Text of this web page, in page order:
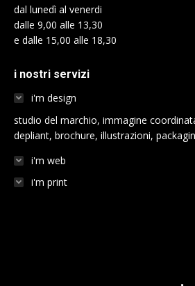
dal lunedì al venerdi
dalle 9,00 alle 13,30
e dalle 15,00 alle 18,30
i nostri servizi
i'm design
studio del marchio, immagine
depliant, brochure, illustrazioni,
i'm web
i'm print